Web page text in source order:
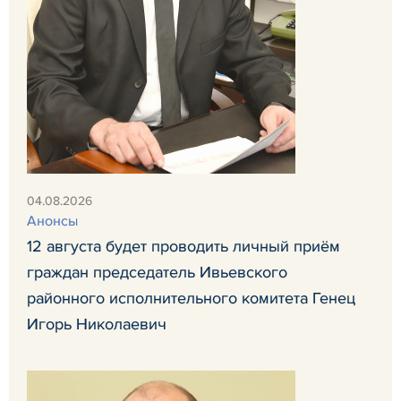
04.08.2026
Анонсы
12 августа будет проводить личный приём
граждан председатель Ивьевского
районного исполнительного комитета Генец
Игорь Николаевич